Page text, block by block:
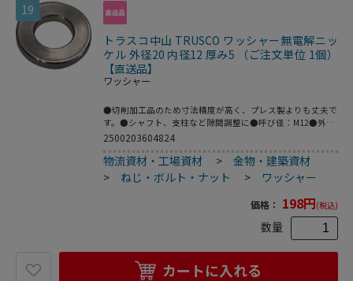
19
トラスコ中山 TRUSCO ワッシャー無電解ニッ
ケル 外径20 内径12 厚み5 （ご注文単位 1個）
【直送品】
ワッシャー
●切削加工品のため寸法精度が高く、プレス製よりも丈夫で
す。●シャフト、支柱など隙間調整に●呼び径：M12●外径
(mm)：20●内径(mm)：12●厚さ(mm)：5●鉄(無電解ニッ
2500203604824
物流資材・工場資材 >金物・建築資材
> ねじ・ボルト・ナット > ワッシャー
価格： 198円(税込)
数量
カートに入れる